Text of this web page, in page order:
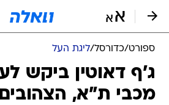
ספורט/כדורסל/ליגת העל
ג'ף דאוטין ביקש
מכבי ת"א,